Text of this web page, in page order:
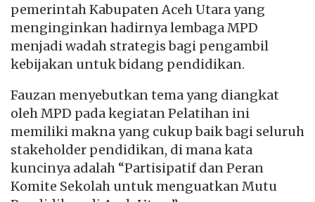
pemerintah Kabupaten Aceh Utara yang
menginginkan hadirnya lembaga MPD
menjadi wadah strategis bagi pengambil
kebijakan untuk bidang pendidikan.
Fauzan menyebutkan tema yang diangkat
oleh MPD pada kegiatan Pelatihan ini
memiliki makna yang cukup baik bagi seluruh
stakeholder pendidikan, di mana kata
kuncinya adalah “Partisipatif dan Peran
Komite Sekolah untuk menguatkan Mutu